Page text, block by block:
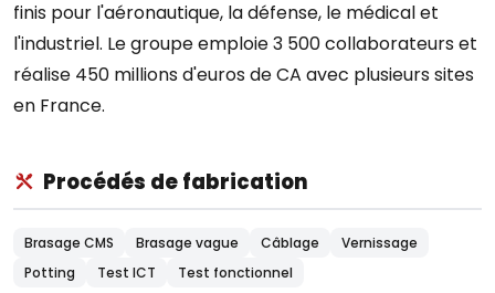
finis pour l'aéronautique, la défense, le médical et
l'industriel. Le groupe emploie 3 500 collaborateurs et
réalise 450 millions d'euros de CA avec plusieurs sites
en France.
Procédés de fabrication
Brasage CMS Brasage vague Câblage
Vernissage
Potting
Test ICT Test fonctionnel